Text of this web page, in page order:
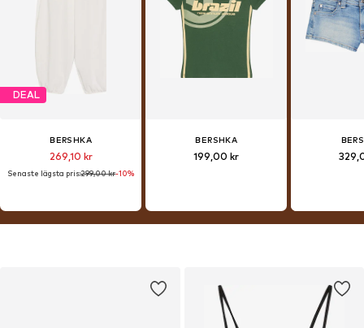
DEAL
BERSHKA
269,10 kr
Senaste lägsta pris:299,00 kr-10%
BERSHKA
199,00 kr